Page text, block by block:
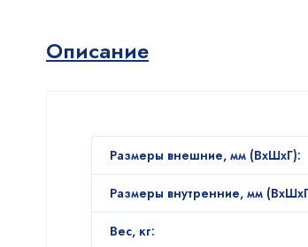
Описание
Размеры внешние, мм (ВхШхГ):
Размеры внутренние, мм
Вес, кг: